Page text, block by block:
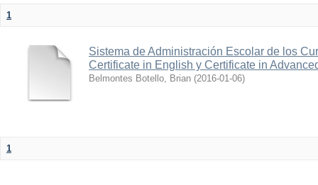
1
Sistema de Administración Escolar de los
Certificate in English y Certificate in
Belmontes Botello, Brian (2016-01-06)
1